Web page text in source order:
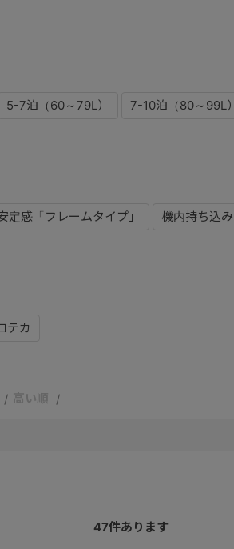
5-7泊（60～79L） 7-10泊（80～99L）
定感「フレームタイプ」 機内持ち込み
テカ
高い順
47件あります